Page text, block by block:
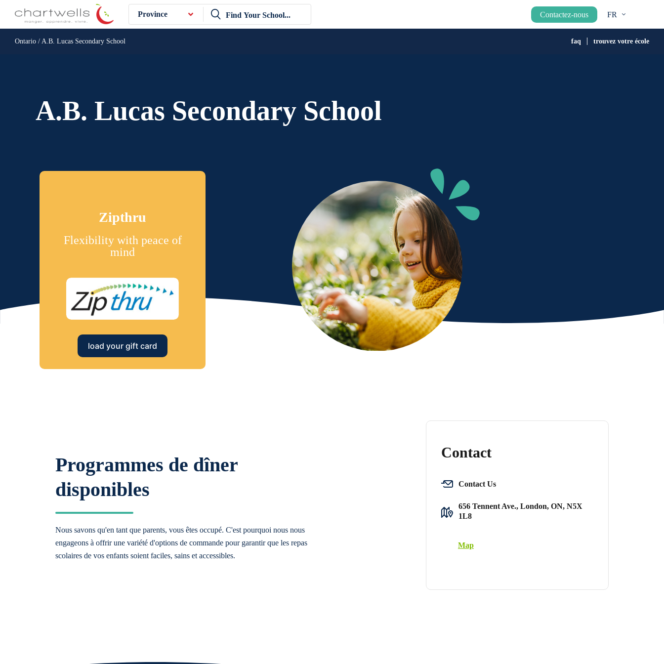
Province Contactez-nous FR
Ontario / A.B. Lucas Secondary School faq trouvez votre école
A.B. Lucas Secondary School
Zipthru
Flexibility with peace of
mind
load your gift card
Programmes de dîner
disponibles
Nous savons qu'en tant que parents, vous êtes occupé. C'est pourquoi nous nous
engageons à offrir une variété d'options de commande pour garantir que les repas
scolaires de vos enfants soient faciles, sains et accessibles.
Contact
Contact Us
656 Tennent Ave., London, ON, N5X
1L8
Map